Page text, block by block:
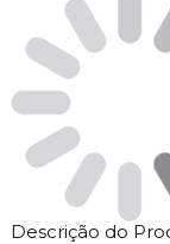
Descrição do